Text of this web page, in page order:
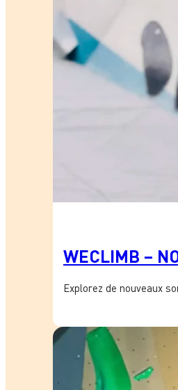
WECLIMB –
Explorez de nouveaux